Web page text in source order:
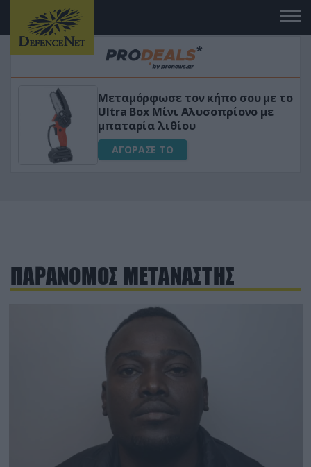
Μεταμόρφωσε τον κήπο σου με το
Ultra Box Μίνι Αλυσοπρίονο με
μπαταρία λιθίου
ΑΓΟΡΑΣΕ ΤΟ
ΠΑΡΑΝΟΜΟΣ ΜΕΤΑΝΑΣΤΗΣ